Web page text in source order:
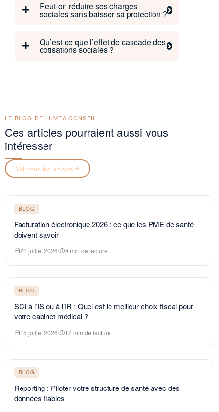
Peut-on réduire ses charges
sociales sans baisser sa protection ?
Qu’est-ce que l’effet de cascade des
cotisations sociales ?
LE BLOG DE LUMEA CONSEIL
Ces articles pourraient aussi vous
intéresser
Voir tous les articles
BLOG
Facturation électronique 2026 : ce que les PME de santé
doivent savoir
21 juillet 2026 9 min de lecture
BLOG
SCI à l’IS ou à l’IR : Quel est le meilleur choix fiscal pour
votre cabinet médical ?
15 juillet 2026 12 min de lecture
BLOG
Reporting : Piloter votre structure de santé avec des
données fiables